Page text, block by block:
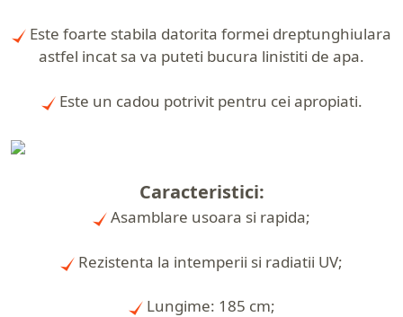
Este foarte stabila datorita formei dreptunghiulara
astfel incat sa va puteti bucura linistiti de apa.
Este un cadou potrivit pentru cei apropiati.
Caracteristici:
Asamblare usoara si rapida;
Rezistenta la intemperii si radiatii UV;
Lungime: 185 cm;